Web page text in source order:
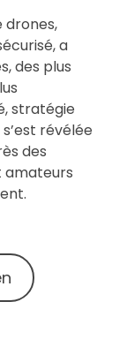
drones,
a
des plus
stratégie
révélée
des
amateurs